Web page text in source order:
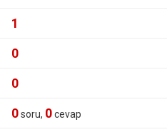
1
0
0
0soru, 0cevap